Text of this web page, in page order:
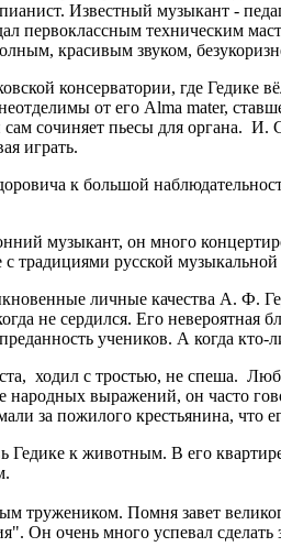
Известный музыкант -
первоклассным техническим
красивым звуком,
консерватории, где Гедике
от его Alma mater,
сочиняет пьесы для органа. И.
играть.
к большой
музыкант, он много
с традициями русской
личные качества А. Ф.
не сердился. Его невероятная
учеников. А когда
ходил с тростью, не спеша.
народных выражений, он часто
за пожилого крестьянина, что
Гедике к животным. В его
тружеником. Помня завет
Он очень много успевал сделать